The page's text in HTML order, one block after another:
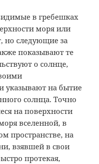
в гребешках
моря или
но следующие за
показывают те
о солнце,
указывают на бытие
солнца. Точно
на поверхности
вселенной, в
пространстве, на
взявшей в свои
протекая,